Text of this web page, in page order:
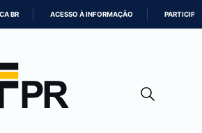
CONTEÚDO
BR ACESSO À INFORMAÇÃO PARTICIPE